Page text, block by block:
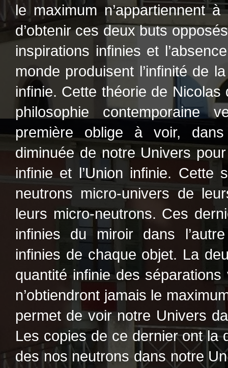
le maximum n’appartiennent
d’obtenir ces deux buts
inspirations infinies et
monde produisent l’infinité de
infinie. Cette théorie de Nicolas
philosophie contemporaine
première oblige à voir,
diminuée de notre Univers
infinie et l’Union infinie. Cette
neutrons micro-univers de
leurs micro-neutrons. Ces
infinies du miroir dans
infinies de chaque objet. La
quantité infinie des
n’obtiendront jamais le
permet de voir notre Univers
Les copies de ce dernier ont la
des nos neutrons dans notre